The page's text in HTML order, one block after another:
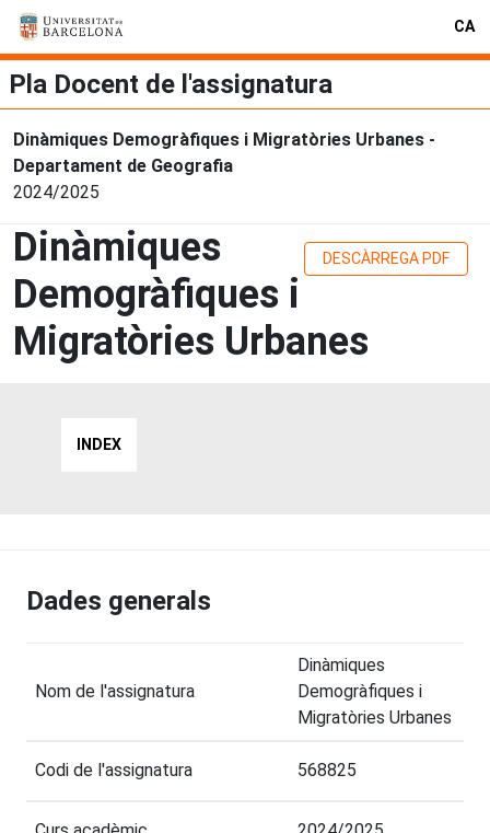
CA
Pla Docent de l'assignatura
Dinàmiques Demogràfiques i Migratòries Urbanes -
Departament de Geografia
2024/2025
Dinàmiques
Demogràfiques i
Migratòries Urbanes
DESCÀRREGA PDF
INDEX
Dades generals
Nom de l'assignatura
Dinàmiques
Demogràfiques i
Migratòries Urbanes
Codi de l'assignatura 568825